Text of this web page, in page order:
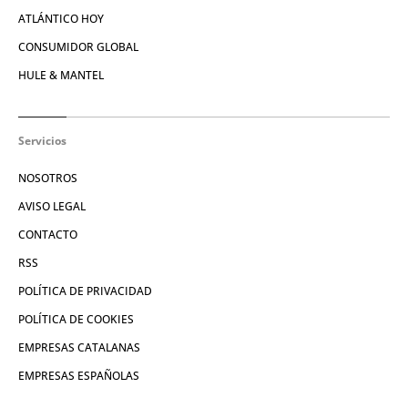
ATLÁNTICO HOY
CONSUMIDOR GLOBAL
HULE & MANTEL
Servicios
NOSOTROS
AVISO LEGAL
CONTACTO
RSS
POLÍTICA DE PRIVACIDAD
POLÍTICA DE COOKIES
EMPRESAS CATALANAS
EMPRESAS ESPAÑOLAS